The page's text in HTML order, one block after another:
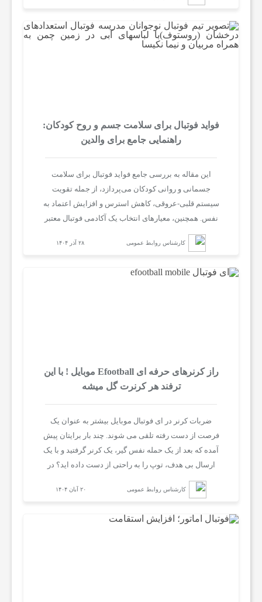
فواید فوتبال برای سلامت جسم و روح کودکان:
راهنمایی جامع برای والدین
این مقاله به بررسی جامع فواید فوتبال برای سلامت
جسمانی و روانی کودکان می‌پردازد، از جمله تقویت
سیستم قلبی-عروقی، کاهش استرس و افزایش اعتماد به
نفس. همچنین، معیارهای انتخاب یک آکادمی فوتبال معتبر
مانند مربیان متخصص، امکانات ایمن و برنامه‌های
توسعه‌ای را توصیف می‌کند. در پایان، مدرسه فوتبال ایران
معرفی شده و والدین به شرکت در تست رایگان دعوت
کارشناس روابط عمومی ۲۸ آذر ۱۴۰۴
راز کرنرهای حرفه ای Efootball موبایل ! با این
ترفند هر کرنرت گل میشه
ضربات کرنر در ای فوتبال موبایل بیشتر به عنوان یک
فرصت از دست رفته تلقی می شوند. چند بار برایتان پیش
آمده که بعد از یک حمله نفس گیر، یک کرنر گرفتید و با یک
ارسال بی هدف، توپ را به راحتی از دست داده اید؟ در
ادامه رازهای کرنرهای حرفه ای را می گوییم و به شما
نشان میدهیم چگونه با درک عمیق مکانیک های بازی،
موفق تری داشته باشید.
کارشناس روابط عمومی ۲۰ آبان ۱۴۰۴